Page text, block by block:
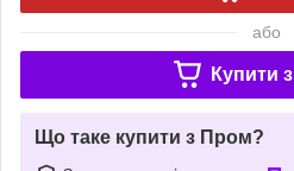
або
Купити з
Що таке купити з Пром?